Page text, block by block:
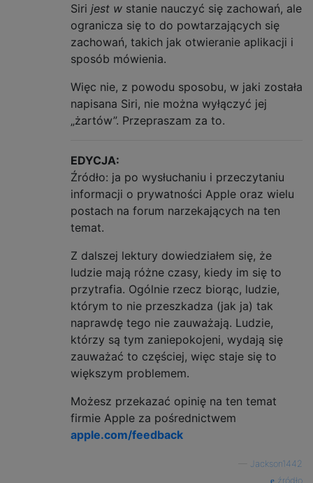
Siri jest w stanie nauczyć się zachowań, ale
ogranicza się to do powtarzających się
zachowań, takich jak otwieranie aplikacji i
sposób mówienia.
Więc nie, z powodu sposobu, w jaki została
napisana Siri, nie można wyłączyć jej
„żartów”. Przepraszam za to.
EDYCJA:
Źródło: ja po wysłuchaniu i przeczytaniu
informacji o prywatności Apple oraz wielu
postach na forum narzekających na ten
temat.
Z dalszej lektury dowiedziałem się, że
ludzie mają różne czasy, kiedy im się to
przytrafia. Ogólnie rzecz biorąc, ludzie,
którym to nie przeszkadza (jak ja) tak
naprawdę tego nie zauważają. Ludzie,
którzy są tym zaniepokojeni, wydają się
zauważać to częściej, więc staje się to
większym problemem.
Możesz przekazać opinię na ten temat
firmie Apple za pośrednictwem
apple.com/feedback
Jackson1442
źródło